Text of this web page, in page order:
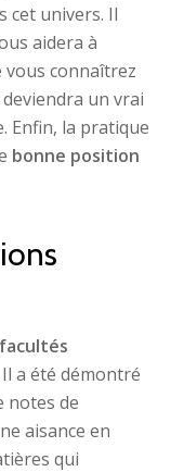
cet univers. Il
aidera à
vous connaîtrez
un vrai
Enfin, la pratique
bonne position
facultés
a été démontré
notes de
aisance en
qui